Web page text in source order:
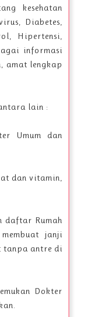
kesehatan
Diabetes,
Hipertensi,
informasi
amat lengkap
lain :
Umum dan
dan vitamin,
daftar Rumah
janji
tanpa antre di
Dokter